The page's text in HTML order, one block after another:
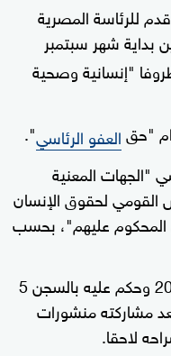
للرئاسة المصرية
بداية شهر سبتمبر
"إنسانية وصحية
"حقالعفو الرئاسي".
المعنية
القومي لحقوق الإنسان
عليهم"، بحسب
وأوقف عبد الفتاح (43 عاما) عام 2019 وحكم عليه بالسجن 5
مشاركته منشورات
لاحقا.